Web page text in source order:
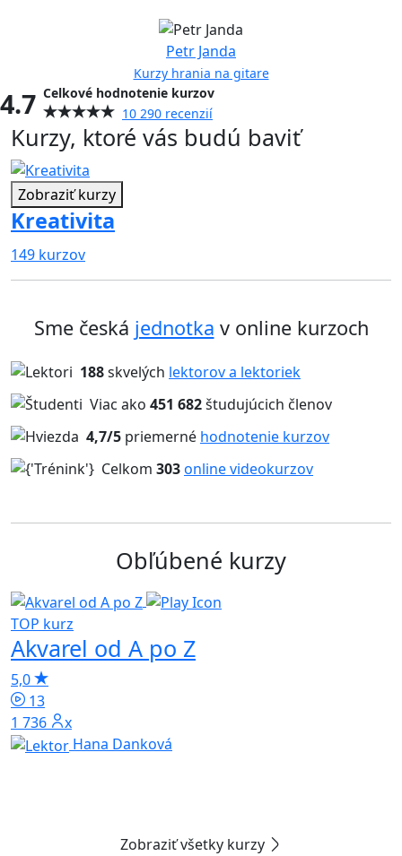
Petr Janda
Kurzy hrania na gitare
4.7 Celkové hodnotenie kurzov
10 290 recenzií
Kurzy, ktoré vás budú baviť
Zobraziť kurzy
Kreativita
149 kurzov
Sme česká jednotka v online kurzoch
188skvelých lektorov a lektoriek
Viac ako 451 682študujúcich členov
4,7/5 priemerné hodnotenie kurzov
Celkom 303online videokurzov
Obľúbené kurzy
TOP kurz
Akvarel od A po Z
5,0
13
1 736x
Hana Danková
Zobraziť všetky kurzy